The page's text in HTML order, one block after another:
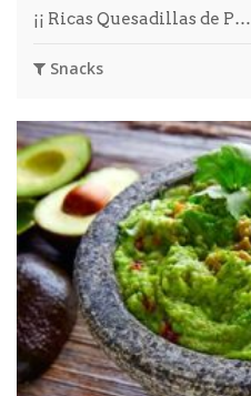
¡¡ Ricas Quesadillas de P…
Snacks